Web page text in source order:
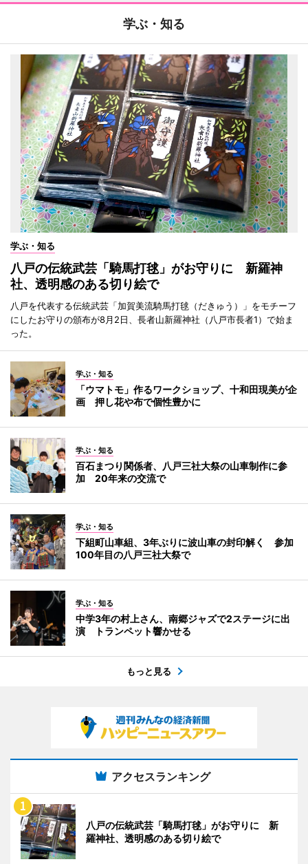
学ぶ・知る
学ぶ・知る
八戸の伝統武芸「騎馬打毬」がお守りに 新羅神
社、透明感のある切り絵で
八戸を代表する伝統武芸「加賀美流騎馬打毬（だきゅう）」をモチーフ
にしたお守りの頒布が8月2日、長者山新羅神社（八戸市長者1）で始ま
った。
学ぶ・知る
「ウマトモ」作るワークショップ、十和田現美が企
画 押し花や布で個性豊かに
学ぶ・知る
百石まつり関係者、八戸三社大祭の山車制作に参
加 20年来の交流で
学ぶ・知る
下組町山車組、3年ぶりに波山車の封印解く 参加
100年目の八戸三社大祭で
学ぶ・知る
中学3年の村上さん、南郷ジャズで2ステージに出
演 トランペット響かせる
もっと見る
アクセスランキング
八戸の伝統武芸「騎馬打毬」がお守りに 新
羅神社、透明感のある切り絵で